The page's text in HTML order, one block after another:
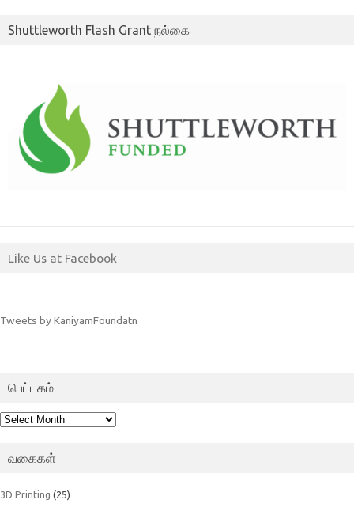
Shuttleworth Flash Grant நல்கை
Like Us at Facebook
Tweets by KaniyamFoundatn
பெட்டகம்
பெட்டகம்
வகைகள்
3D Printing (25)